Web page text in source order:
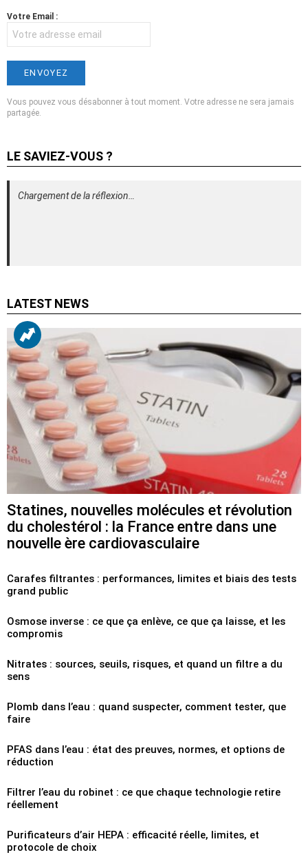
Votre Email :
Vous pouvez vous désabonner à tout moment. Votre adresse ne sera jamais
partagée.
LE SAVIEZ-VOUS ?
Chargement de la réflexion…
LATEST NEWS
Statines, nouvelles molécules et révolution
du cholestérol : la France entre dans une
nouvelle ère cardiovasculaire
Carafes filtrantes : performances, limites et biais des tests
grand public
Osmose inverse : ce que ça enlève, ce que ça laisse, et les
compromis
Nitrates : sources, seuils, risques, et quand un filtre a du
sens
Plomb dans l’eau : quand suspecter, comment tester, que
faire
PFAS dans l’eau : état des preuves, normes, et options de
réduction
Filtrer l’eau du robinet : ce que chaque technologie retire
réellement
Purificateurs d’air HEPA : efficacité réelle, limites, et
protocole de choix